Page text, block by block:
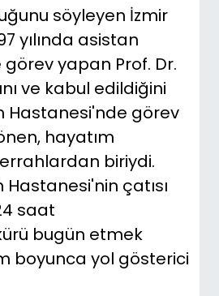
söyleyen İzmir
yılında asistan
yapan Prof. Dr.
ve kabul edildiğini
Hastanesi'nde görev
hayatım
biriydi.
çatısı
saat
bugün etmek
boyunca yol gösterici